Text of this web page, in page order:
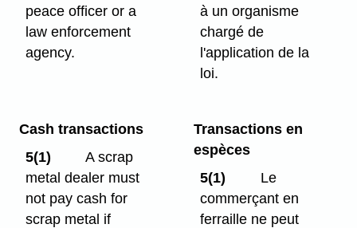
peace officer or a
law enforcement
agency.
à un organisme
chargé de
l'application de la
loi.
Cash transactions
5(1)
A scrap
metal dealer must
not pay cash for
scrap metal if
Transactions en
espèces
5(1)
Le
commerçant en
ferraille ne peut